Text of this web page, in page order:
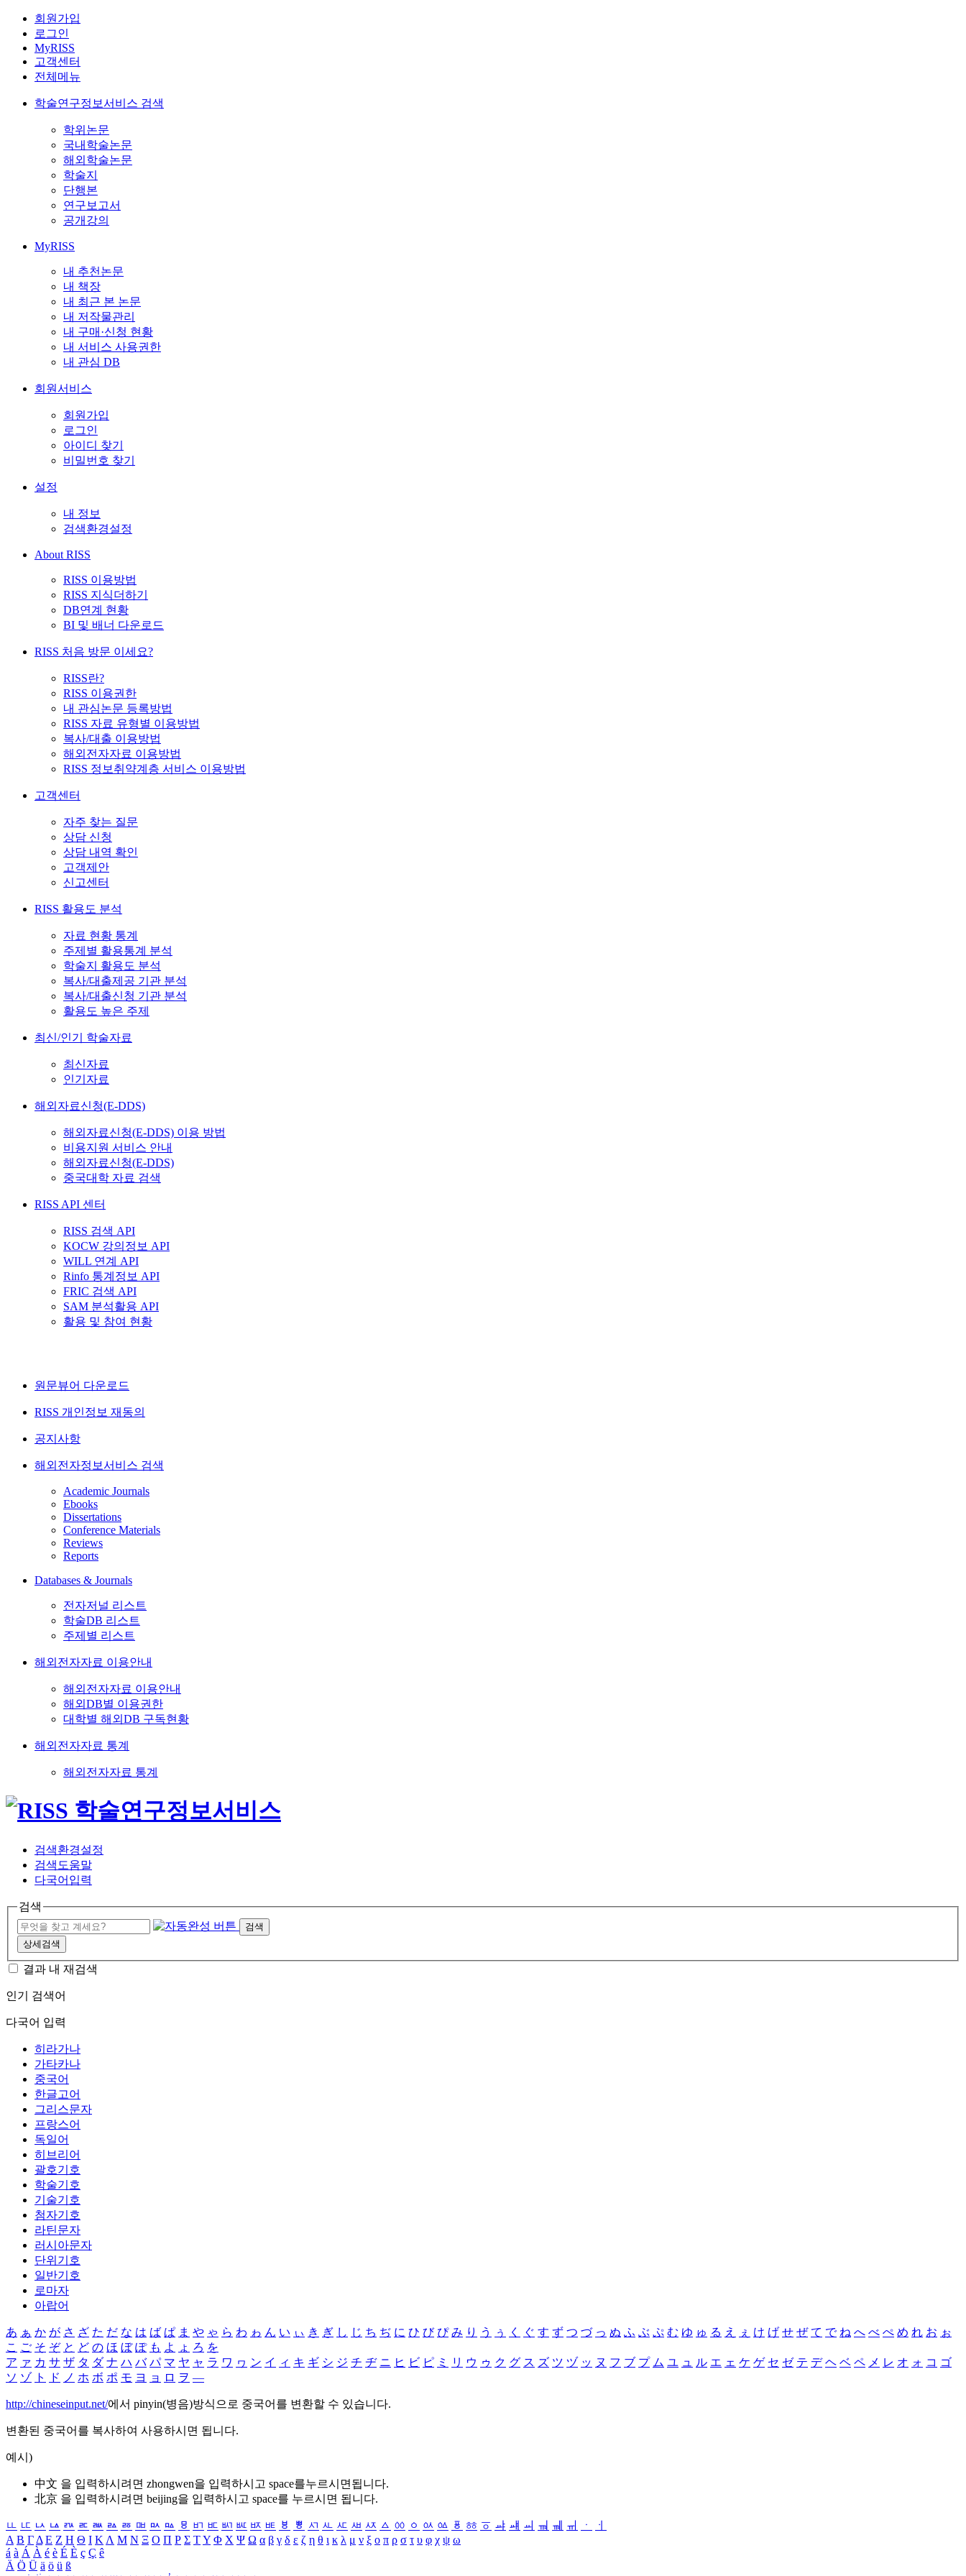
회원가입
로그인
MyRISS
고객센터
전체메뉴
학술연구정보서비스 검색
학위논문
국내학술논문
해외학술논문
학술지
단행본
연구보고서
공개강의
MyRISS
내 추천논문
내 책장
내 최근 본 논문
내 저작물관리
내 구매·신청 현황
내 서비스 사용권한
내 관심 DB
회원서비스
회원가입
로그인
아이디 찾기
비밀번호 찾기
설정
내 정보
검색환경설정
About RISS
RISS 이용방법
RISS 지식더하기
DB연계 현황
BI 및 배너 다운로드
RISS 처음 방문 이세요?
RISS란?
RISS 이용권한
내 관심논문 등록방법
RISS 자료 유형별 이용방법
복사/대출 이용방법
해외전자자료 이용방법
RISS 정보취약계층 서비스 이용방법
고객센터
자주 찾는 질문
상담 신청
상담 내역 확인
고객제안
신고센터
RISS 활용도 분석
자료 현황 통계
주제별 활용통계 분석
학술지 활용도 분석
복사/대출제공 기관 분석
복사/대출신청 기관 분석
활용도 높은 주제
최신/인기 학술자료
최신자료
인기자료
해외자료신청(E-DDS)
해외자료신청(E-DDS) 이용 방법
비용지원 서비스 안내
해외자료신청(E-DDS)
중국대학 자료 검색
RISS API 센터
RISS 검색 API
KOCW 강의정보 API
WILL 연계 API
Rinfo 통계정보 API
FRIC 검색 API
SAM 분석활용 API
활용 및 참여 현황
원문뷰어 다운로드
RISS 개인정보 재동의
공지사항
해외전자정보서비스 검색
Academic Journals
Ebooks
Dissertations
Conference Materials
Reviews
Reports
Databases & Journals
전자저널 리스트
학술DB 리스트
주제별 리스트
해외전자자료 이용안내
해외전자자료 이용안내
해외DB별 이용권한
대학별 해외DB 구독현황
해외전자자료 통계
해외전자자료 통계
검색환경설정
검색도움말
다국어입력
검색
검색
상세검색
결과 내 재검색
인기 검색어
다국어 입력
히라가나
가타카나
중국어
한글고어
그리스문자
프랑스어
독일어
히브리어
괄호기호
학술기호
기술기호
첨자기호
라틴문자
러시아문자
단위기호
일반기호
로마자
아랍어
あ ぁ か が さ ざ た だ な は ば ぱ ま や ゃ ら わ ゎ ん い ぃ き ぎ し じ ち ぢ に ひ び ぴ み り う ぅ く ぐ す ず つ づ っ ぬ ふ ぶ ぷ む ゆ ゅ る え ぇ け げ せ ぜ て で ね へ べ ぺ め れ お ぉ
こ ご そ ぞ と ど の ほ ぼ ぽ も よ ょ ろ を
ア ァ カ サ ザ タ ダ ナ ハ バ パ マ ヤ ャ ラ ワ ヮ ン イ ィ キ ギ シ ジ チ ヂ ニ ヒ ビ ピ ミ リ ウ ゥ ク グ ス ズ ツ ヅ ッ ヌ フ ブ プ ム ユ ュ ル エ ェ ケ ゲ セ ゼ テ デ ヘ ベ ペ メ レ オ ォ コ ゴ
ソ ゾ ト ド ノ ホ ボ ポ モ ヨ ョ ロ ヲ ―
http://chineseinput.net/에서 pinyin(병음)방식으로 중국어를 변환할 수 있습니다.
변환된 중국어를 복사하여 사용하시면 됩니다.
예시)
中文 을 입력하시려면 zhongwen을 입력하시고 space를누르시면됩니다.
北京 을 입력하시려면 beijing을 입력하시고 space를 누르시면 됩니다.
ㅥ ㅦ ㅧ ㅨ ㅩ ㅪ ㅫ ㅬ ㅭ ㅮ ㅯ ㅰ ㅱ ㅲ ㅳ ㅴ ㅵ ㅶ ㅷ ㅸ ㅹ ㅺ ㅻ ㅼ ㅽ ㅾ ㅿ ㆀ ㆁ ㆂ ㆃ ㆄ ㆅ ㆆ ㆇ ㆈ ㆉ ㆊ ㆋ ㆌ ㆍ
ㆎ
Α Β ΓΔ Ε Ζ Η Θ Ι ΚΛ Μ Ν Ξ Ο Π Ρ Σ ΤΥ Φ Χ Ψ Ω α β γ δ ε ζ η θ ι κ λ μ ν ξ ο π ρ σ τ υ φ χ ψ ω
á à Á À é è É È ç Ç ê
Ä Ö Ü ä ö ü ß